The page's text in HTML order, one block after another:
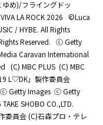
め)/フライングドッ
LA ROCK 2026 ©Luca
/ HYBE. All Rights
Reserved. ⓒ Getty
Caravan International
(C) MBC PLUS (C) MBC
L♡DK」製作委員会
ⓒ Getty Images ⓒ Getty
SHOBO CO.,LTD.
委員会 (C)石森プロ・テレ